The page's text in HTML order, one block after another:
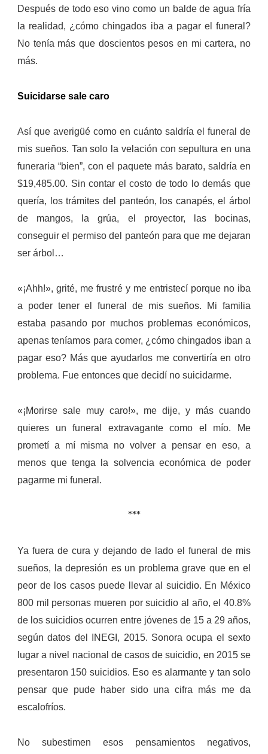
Después de todo eso vino como un balde de agua fría
la realidad, ¿cómo chingados iba a pagar el funeral?
No tenía más que doscientos pesos en mi cartera, no
más.
Suicidarse sale caro
Así que averigüé como en cuánto saldría el funeral de
mis sueños. Tan solo la velación con sepultura en una
funeraria “bien”, con el paquete más barato, saldría en
$19,485.00. Sin contar el costo de todo lo demás que
quería, los trámites del panteón, los canapés, el árbol
de mangos, la grúa, el proyector, las bocinas,
conseguir el permiso del panteón para que me dejaran
ser árbol…
«¡Ahh!», grité, me frustré y me entristecí porque no iba
a poder tener el funeral de mis sueños. Mi familia
estaba pasando por muchos problemas económicos,
apenas teníamos para comer, ¿cómo chingados iban a
pagar eso? Más que ayudarlos me convertiría en otro
problema. Fue entonces que decidí no suicidarme.
«¡Morirse sale muy caro!», me dije, y más cuando
quieres un funeral extravagante como el mío. Me
prometí a mí misma no volver a pensar en eso, a
menos que tenga la solvencia económica de poder
pagarme mi funeral.
***
Ya fuera de cura y dejando de lado el funeral de mis
sueños, la depresión es un problema grave que en el
peor de los casos puede llevar al suicidio. En México
800 mil personas mueren por suicidio al año, el 40.8%
de los suicidios ocurren entre jóvenes de 15 a 29 años,
según datos del INEGI, 2015. Sonora ocupa el sexto
lugar a nivel nacional de casos de suicidio, en 2015 se
presentaron 150 suicidios. Eso es alarmante y tan solo
pensar que pude haber sido una cifra más me da
escalofríos.
No subestimen esos pensamientos negativos,